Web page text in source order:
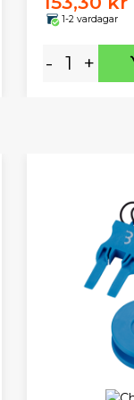
1-2 vardagar
- +